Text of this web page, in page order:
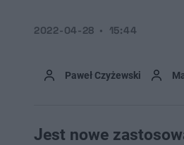
Paweł Czyżewski
2022-04-28 15:44
Jest nowe